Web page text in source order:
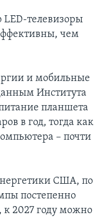
LED-телевизоры
чем
и мобильные
Института
планшета
в год, тогда как
– почти
США, по
постепенно
2027 году можно